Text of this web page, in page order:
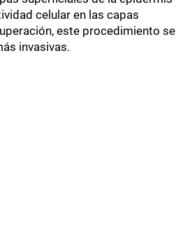
celular en las capas
este procedimiento se
invasivas.